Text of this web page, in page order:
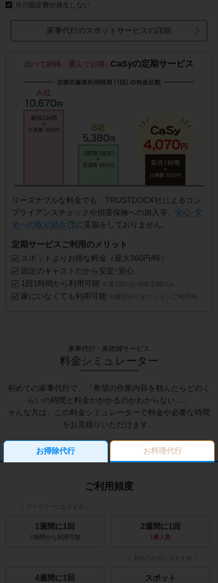
月の固定費が発生しない
家事代行のスポットサービスの詳細
比べて納得、選んでお得♪ CaSyの定期サービス
リーズナブルな料金でも、TRUSTDOCK社によるコン
プライアンスチェックや損害保険への加入等、 安心･安
全への取り組み
に妥協をしておりません。
定期サービスご利用のメリット
スポットよりお得な料金（最大360円/時）
固定のキャストだから安定･安心
1回1時間から利用可能 ※週1回のお掃除定期のみ
家にいなくても利用可能 ※鍵預かりオプションご利用時
家事代行・家政婦サービス
料金シミュレーター
初めての家事代行で、「希望の作業内容を頼んだらどのく
らいの時間と料金がかかるのかわからない…」
そんな方は、この料金シミュレーターで料金や必要な時間
をお見積りいただけます。
お掃除代行 お料理代行
ご利用頻度
1週間に1回
1時間から利用可能
2週間に1回
1番人気
4週間に1回 スポット